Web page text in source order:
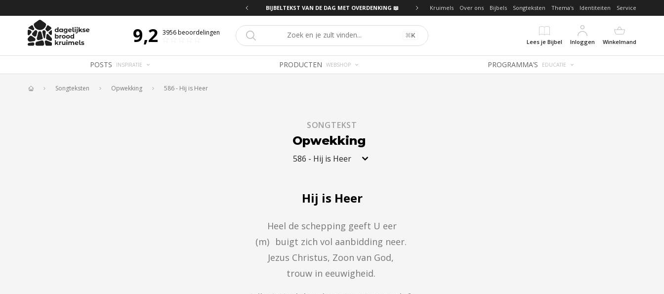
BIJBELTEKST VAN DE DAG MET OVERDENKING 📖 Kruimels Over ons Bijbels Songteksten Thema's Identiteiten Service
9,2 3956beoordelingen ⌘K
Lees je Bijbel
Inloggen Winkelmand
POSTS INSPIRATIE PRODUCTEN WEBSHOP PROGRAMMA’S EDUCATIE
Songteksten Opwekking 586 - Hij is Heer
SONGTEKST
Opwekking
586 - Hij is Heer
Hij is Heer
Heel de schepping geeft U eer
(m)	buigt zich vol aanbidding neer.
Jezus Christus, Zoon van God,
trouw in eeuwigheid.